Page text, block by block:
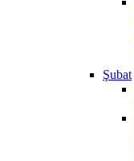
Şubat